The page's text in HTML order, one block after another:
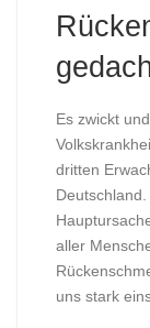
Es zwickt
dritten
aller
uns stark